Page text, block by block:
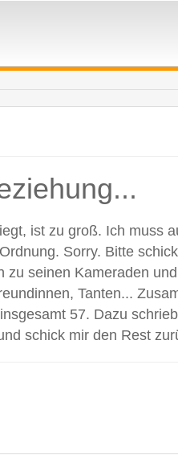
ist zu groß. Ich muss
Sorry. Bitte
seinen Kameraden
Tanten...
57. Dazu
schick mir den Rest